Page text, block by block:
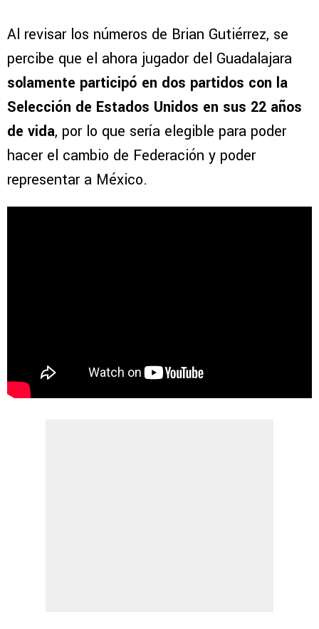
Al revisar los números de Brian Gutiérrez, se
percibe que el ahora jugador del Guadalajara
solamente participó en dos partidos con la
Selección de Estados Unidos en sus 22 años
de vida, por lo que sería elegible para poder
hacer el cambio de Federación y poder
representar a México.